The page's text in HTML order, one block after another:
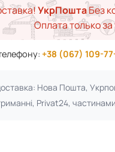
УкрПоштаБез
Оплата только за
+38 (067) 109-
Нова Пошта,
Privat24,